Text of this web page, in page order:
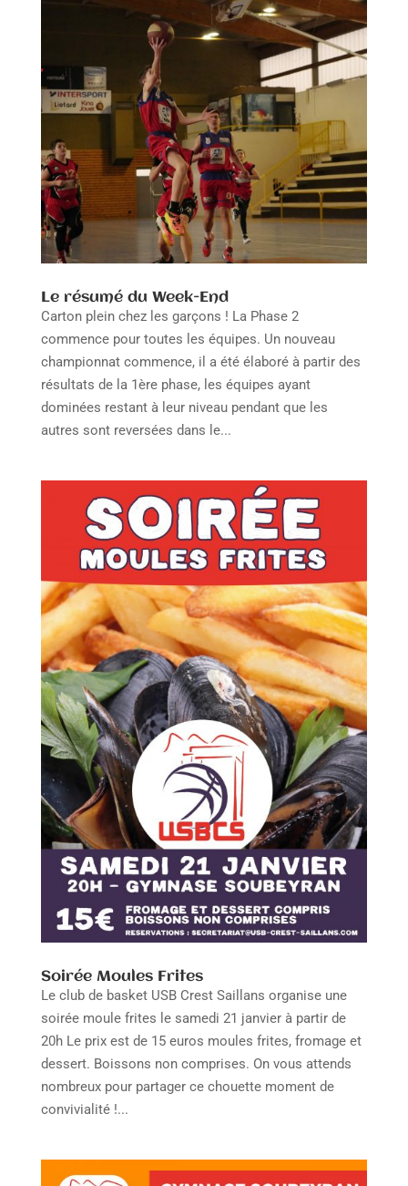
Le résumé du Week-End
Carton plein chez les garçons ! La Phase 2
commence pour toutes les équipes. Un nouveau
championnat commence, il a été élaboré à partir des
résultats de la 1ère phase, les équipes ayant
dominées restant à leur niveau pendant que les
autres sont reversées dans le...
Soirée Moules Frites
Le club de basket USB Crest Saillans organise une
soirée moule frites le samedi 21 janvier à partir de
20h Le prix est de 15 euros moules frites, fromage et
dessert. Boissons non comprises. On vous attends
nombreux pour partager ce chouette moment de
convivialité !...